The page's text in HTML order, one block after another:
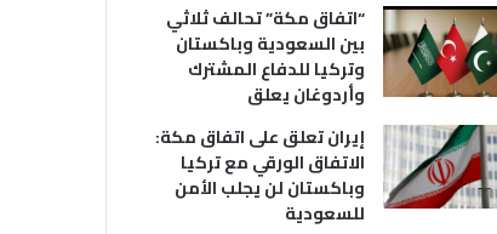
“اتفاق مكة” تحالف ثلاثي
بين السعودية وباكستان
وتركيا للدفاع المشترك
وأردوغان يعلق
إيران تعلق على اتفاق مكة:
الاتفاق الورقي مع تركيا
وباكستان لن يجلب الأمن
للسعودية